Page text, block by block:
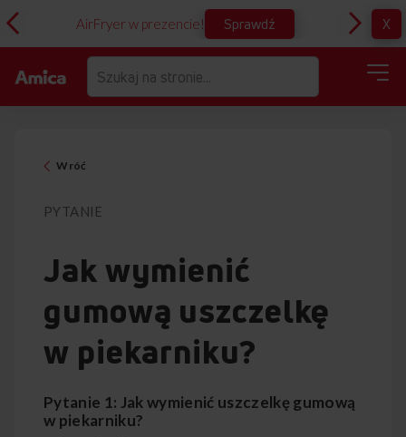
AirFryer w prezencie! Sprawdź X
Wróć
PYTANIE
Jak wymienić
gumową uszczelkę
w piekarniku?
Pytanie 1: Jak wymienić uszczelkę gumową
w piekarniku?